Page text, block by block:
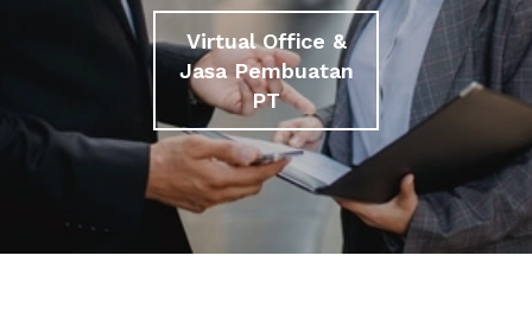
Virtual Office &
Jasa Pembuatan
PT